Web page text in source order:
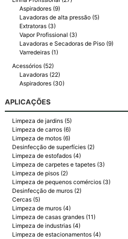
Aspiradores (9)
Lavadoras de alta pressão (5)
Extratoras (3)
Vapor Profissional (3)
Lavadoras e Secadoras de Piso (9)
Varredeiras (1)
Acessórios (52)
Lavadoras (22)
Aspiradores (30)
APLICAÇÕES
Limpeza de jardins (5)
Limpeza de carros (6)
Limpeza de motos (6)
Desinfecção de superfícies (2)
Limpeza de estofados (4)
Limpeza de carpetes e tapetes (3)
Limpeza de pisos (2)
Limpeza de pequenos comércios (3)
Desinfecção de muros (2)
Cercas (5)
Limpeza de muros (4)
Limpeza de casas grandes (11)
Limpeza de industrias (4)
Limpeza de estacionamentos (4)